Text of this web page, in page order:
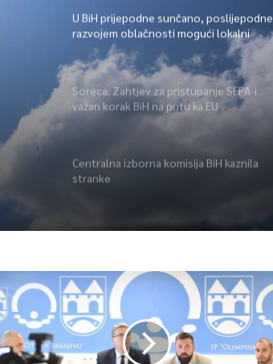
U BiH prijepodne sunčano, poslijepodne
razvojem oblačnosti mogući lokalni
pljuskovi i grmljavina
Soreca: Zahtjev za pristupanje SEPA-i
važan korak BiH na putu ka EU
Centralna izborna komisija BiH kaznila
stranke